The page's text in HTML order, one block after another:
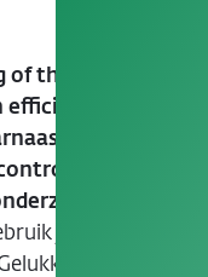
of thuis: je wilt
brengt DNB
ze
je niet of
vertrouwen